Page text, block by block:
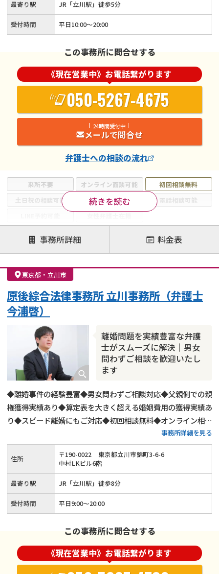
来所不要 オンライン面談可能
初回相談無料
土日祝の相談可能
19時以降電話可能
電話相談可能
注力案件
離婚前相談
離婚調停
離婚裁判
親権・面会交流権
DV
モラハラ
不貞・不倫慰謝料請求
財産分与
内縁の夫婦 熟年離婚
続きを読む
最寄り駅 JR「立川駅」徒歩5分
受付時間 平日10:00～20:00
この事務所に問合せする
《現在営業中》お電話繋がります
050-5267-4675
24時間受付中
メールで問合せ
弁護士への相談の流れ
事務所詳細 料金表
東京都 ・ 立川市
離婚問題を実績豊富な弁護
士がスムーズに解決｜男女
問わずご相談を歓迎いたし
ます
原後綜合法律事務所 立川事務所（弁護士
今浦啓）
◆離婚事件の経験豊富◆男女問わずご相談対応◆父親側での親
権獲得実績あり◆算定表を大きく超える婚姻費用の獲得実績あ
り◆スピード離婚にもご対応◆初回相談無料◆オンライン相談
にもご対応◆平日20時までご相談受付◆土日祝日もご予約可
◆「立川駅」から徒歩8分
事務所詳細を見る
住所 〒190-0022
東京都立川市錦町3-6-6
中村LKビル6階
最寄り駅 JR「立川駅」徒歩8分
受付時間 平日9:00〜20:00
この事務所に問合せする
《現在営業中》お電話繋がります